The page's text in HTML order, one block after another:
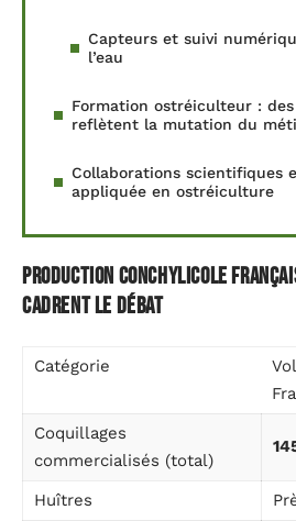
Capteurs et suivi
l’eau
Formation ostréiculteur :
reflètent la mutation du
Collaborations scientifiques
appliquée en ostréiculture
Production conchylicole
cadrent le débat
Catégorie
Coquillages
commercialisés (total)
Huîtres